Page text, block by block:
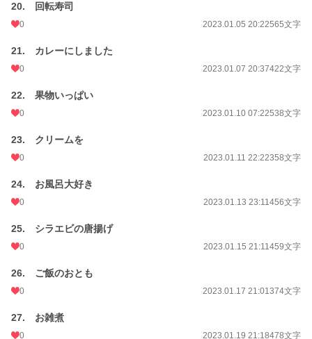
20. 回転寿司
0 2023.01.05 20:22565文字
21. カレーにしました
0 2023.01.07 20:37422文字
22. 果物いっぱい
0 2023.01.10 07:22538文字
23. クリームを
0 2023.01.11 22:22358文字
24. お風呂大好き
0 2023.01.13 23:11456文字
25. シラエビの唐揚げ
0 2023.01.15 21:11459文字
26. ご飯のおとも
0 2023.01.17 21:01374文字
27. お雑煮
0 2023.01.19 21:18478文字